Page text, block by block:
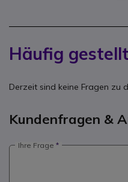
Häufig
Derzeit sind keine Fragen zu
Kundenfragen &
Ihre Frage